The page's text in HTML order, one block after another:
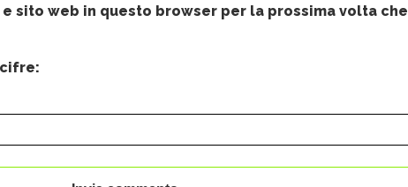
sito web in questo browser per la prossima volta che